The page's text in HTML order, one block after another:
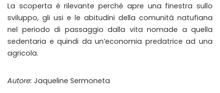
La scoperta è rilevante perché apre una finestra sullo
sviluppo, gli usi e le abitudini della comunità natufiana
nel periodo di passaggio dalla vita nomade a quella
sedentaria e quindi da un’economia predatrice ad una
agricola.
Autore: Jaqueline Sermoneta